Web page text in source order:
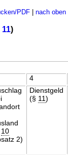
PDF| nach oben
11)
4
10
2)
Dienstgeld
(§ 11)